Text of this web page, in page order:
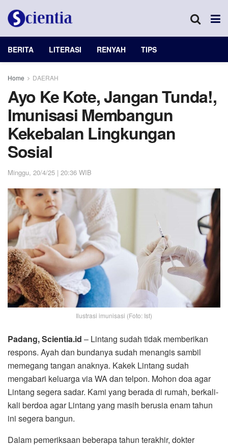
BERITA LITERASI RENYAH TIPS
Home DAERAH
Ayo Ke Kote, Jangan Tunda!,
Imunisasi Membangun
Kekebalan Lingkungan
Sosial
Minggu, 20/4/25 | 20:36 WIB
Ilustrasi imunisasi (Foto: Ist)
Padang, Scientia.id – Lintang sudah tidak memberikan
respons. Ayah dan bundanya sudah menangis sambil
memegang tangan anaknya. Kakek Lintang sudah
mengabari keluarga via WA dan telpon. Mohon doa agar
Lintang segera sadar. Kami yang berada di rumah, berkali-
kali berdoa agar Lintang yang masih berusia enam tahun
ini segera bangun.
Dalam pemeriksaan beberapa tahun terakhir, dokter